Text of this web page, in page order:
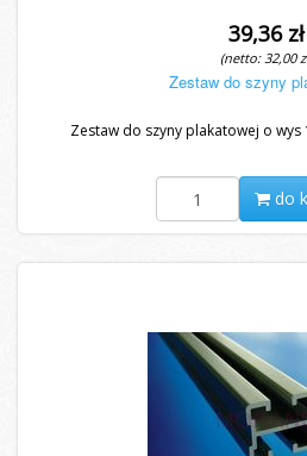
39,36 zł
(netto: 32,00
Zestaw do szyny
Zestaw do szyny plakatowej o
do